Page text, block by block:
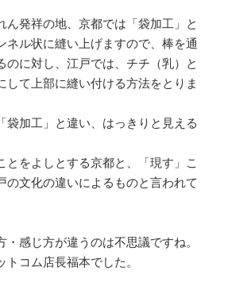
ん発祥の地、京都では「袋加工」と
ネル状に縫い上げますので、棒を通
のに対し、江戸では、チチ（乳）と
して上部に縫い付ける方法をとりま
袋加工」と違い、はっきりと見える
とをよしとする京都と、「現す」こ
の文化の違いによるものと言われて
・感じ方が違うのは不思議ですね。
トコム店長福本でした。